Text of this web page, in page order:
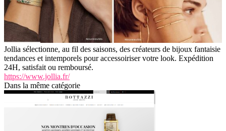
Jollia sélectionne, au fil des saisons, des créateurs de bijoux fantaisie
tendances et intemporels pour accessoiriser votre look. Expédition
24H, satisfait ou remboursé.
https://www.jollia.fr/
Dans la même catégorie